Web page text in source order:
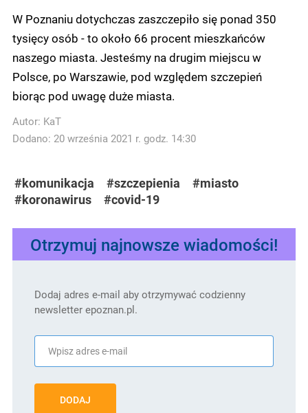
W Poznaniu dotychczas zaszczepiło się ponad 350
tysięcy osób - to około 66 procent mieszkańców
naszego miasta. Jesteśmy na drugim miejscu w
Polsce, po Warszawie, pod względem szczepień
biorąc pod uwagę duże miasta.
Autor: KaT
Dodano: 20 września 2021 r. godz. 14:30
#komunikacja #szczepienia
#miasto
#koronawirus
#covid-19
Otrzymuj najnowsze wiadomości!
Dodaj adres e-mail aby otrzymywać codzienny
newsletter epoznan.pl.
DODAJ